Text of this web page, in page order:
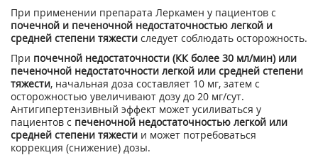
При применении препарата Леркамен у пациентов с
почечной и печеночной недостаточностью легкой и
средней степени тяжести следует соблюдать осторожность.
При почечной недостаточности (КК более 30 мл/мин) или
печеночной недостаточности легкой или средней степени
тяжести, начальная доза составляет 10 мг, затем с
осторожностью увеличивают дозу до 20 мг/сут.
Антигипертензивный эффект может усиливаться у
пациентов с печеночной недостаточностью легкой или
средней степени тяжести и может потребоваться
коррекция (снижение) дозы.